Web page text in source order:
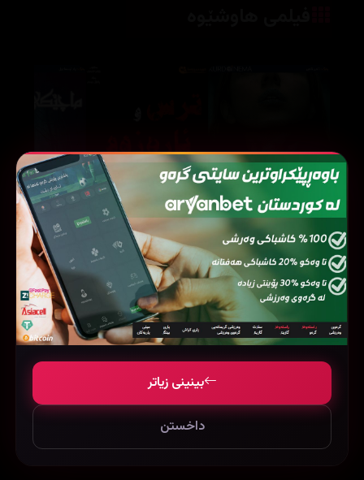
‏No One Gets Out Alive (2021)
107493
Fear and Desire (1953)
52111
113266
بینینی زیاتر
داخستن